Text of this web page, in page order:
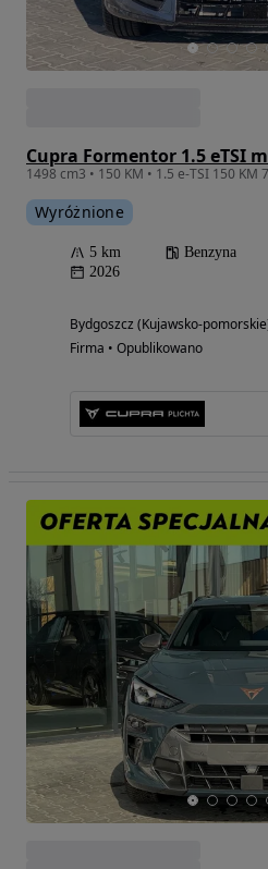
Cupra Formentor 1.5 eTSI
Wyróżnione
5 km Benzyna
2026
Bydgoszcz (Kujawsko-
Firma • Opublikowano